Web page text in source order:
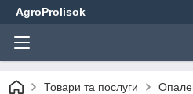
AgroProlisok
Товари та послуги